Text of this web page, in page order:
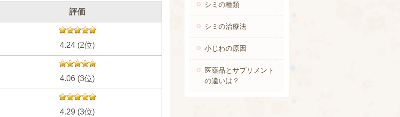
評価
4.24 (2位)
4.06 (3位)
4.29 (3位)
シミの種類
シミの治療法
小じわの原因
医薬品とサプリメント
の違いは？